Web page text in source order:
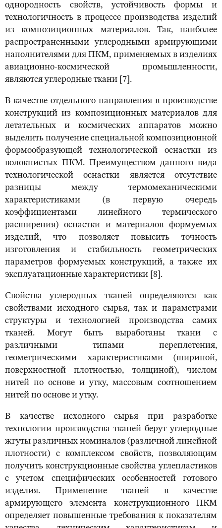
однородность свойств, устойчивость формы и
технологичность в процессе производства изделий
из композиционных материалов. Так, наиболее
распространенными углеродными армирующими
наполнителями для ПКМ, применяемых в изделиях
авиационно-космической промышленности,
являются углеродные ткани [7].
В качестве отдельного направления в производстве
конструкций из композиционных материалов для
летательных и космических аппаратов можно
выделить получение специальной композиционной
формообразующей технологической оснастки из
волокнистых ПКМ. Преимуществом данного вида
технологической оснастки является отсутствие
разницы между термомеханическими
характеристиками (в первую очередь
коэффициентами линейного термического
расширения) оснастки и материалов формуемых
изделий, что позволяет повысить точность
изготовления и стабильность геометрических
параметров формуемых конструкций, а также их
эксплуатационные характеристики [8].
Свойства углеродных тканей определяются как
свойствами исходного сырья, так и параметрами
структуры и технологией производства самих
тканей. Могут быть выработаны ткани с
различными типами переплетения,
геометрическими характеристиками (шириной,
поверхностной плотностью, толщиной), числом
нитей по основе и утку, массовым соотношением
нитей по основе и утку.
В качестве исходного сырья при разработке
технологии производства тканей берут углеродные
жгуты различных номиналов (различной линейной
плотности) с комплексом свойств, позволяющим
получить конструкционные свойства углепластиков
с учетом специфических особенностей готового
изделия. Применение тканей в качестве
армирующего элемента конструкционного ПКМ
определяет повышенные требования к показателям